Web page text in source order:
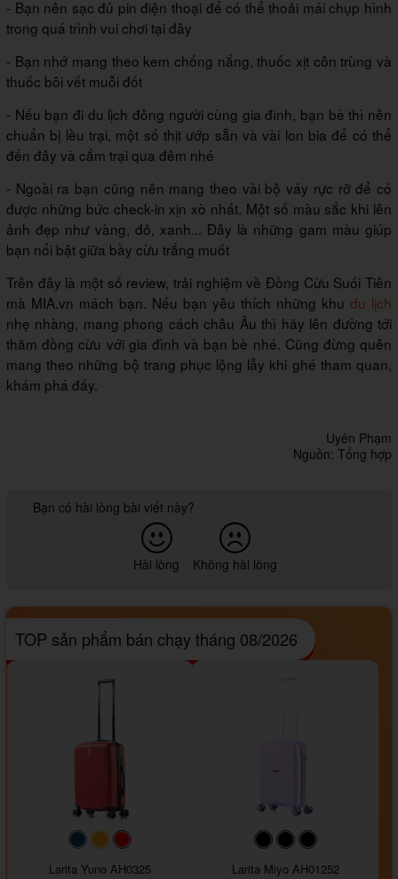
- Bạn nên sạc đủ pin điện thoại để có thể thoải mái chụp hình
trong quá trình vui chơi tại đây
- Bạn nhớ mang theo kem chống nắng, thuốc xịt côn trùng và
thuốc bôi vết muỗi đốt
- Nếu bạn đi du lịch đông người cùng gia đình, bạn bè thì nên
chuẩn bị lều trại, một số thịt ướp sẵn và vài lon bia để có thể
đến đây và cắm trại qua đêm nhé
- Ngoài ra bạn cũng nên mang theo vài bộ váy rực rỡ để có
được những bức check-in xịn xò nhất. Một số màu sắc khi lên
ảnh đẹp như vàng, đỏ, xanh... Đây là những gam màu giúp
bạn nổi bật giữa bầy cừu trắng muốt
Trên đây là một số review, trải nghiệm về Đồng Cừu Suối Tiên
mà MIA.vn mách bạn. Nếu bạn yêu thích những khu du lịch
nhẹ nhàng, mang phong cách châu Âu thì hãy lên đường tới
thăm đồng cừu với gia đình và bạn bè nhé. Cũng đừng quên
mang theo những bộ trang phục lộng lẫy khi ghé tham quan,
khám phá đấy.
Uyên Phạm
Nguồn: Tổng hợp
Bạn có hài lòng bài viết này?
Hài lòng Không hài lòng
TOP sản phẩm bán chạy tháng 08/2026
#093f69#ffa500
Larita Yuno AH0325
#000000#000000
Larita Miyo AH01252